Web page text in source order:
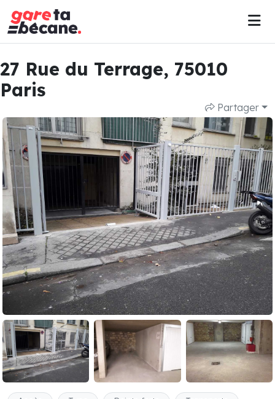
27 Rue du Terrage, 75010
Paris
Partager